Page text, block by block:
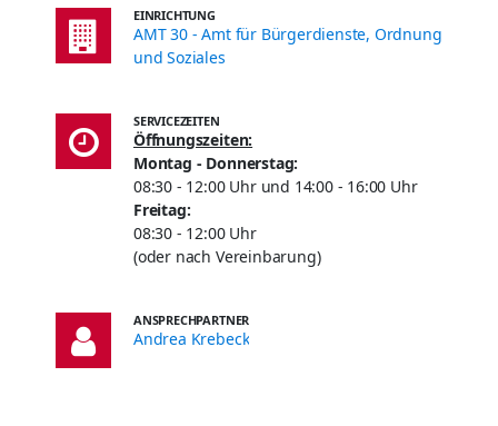
EINRICHTUNG
AMT 30 - Amt für Bürgerdienste, Ordnung
und Soziales
SERVICEZEITEN
Öffnungszeiten:
Montag - Donnerstag:
08:30 - 12:00 Uhr und 14:00 - 16:00 Uhr
Freitag:
08:30 - 12:00 Uhr
(oder nach Vereinbarung)
ANSPRECHPARTNER
Andrea Krebeck